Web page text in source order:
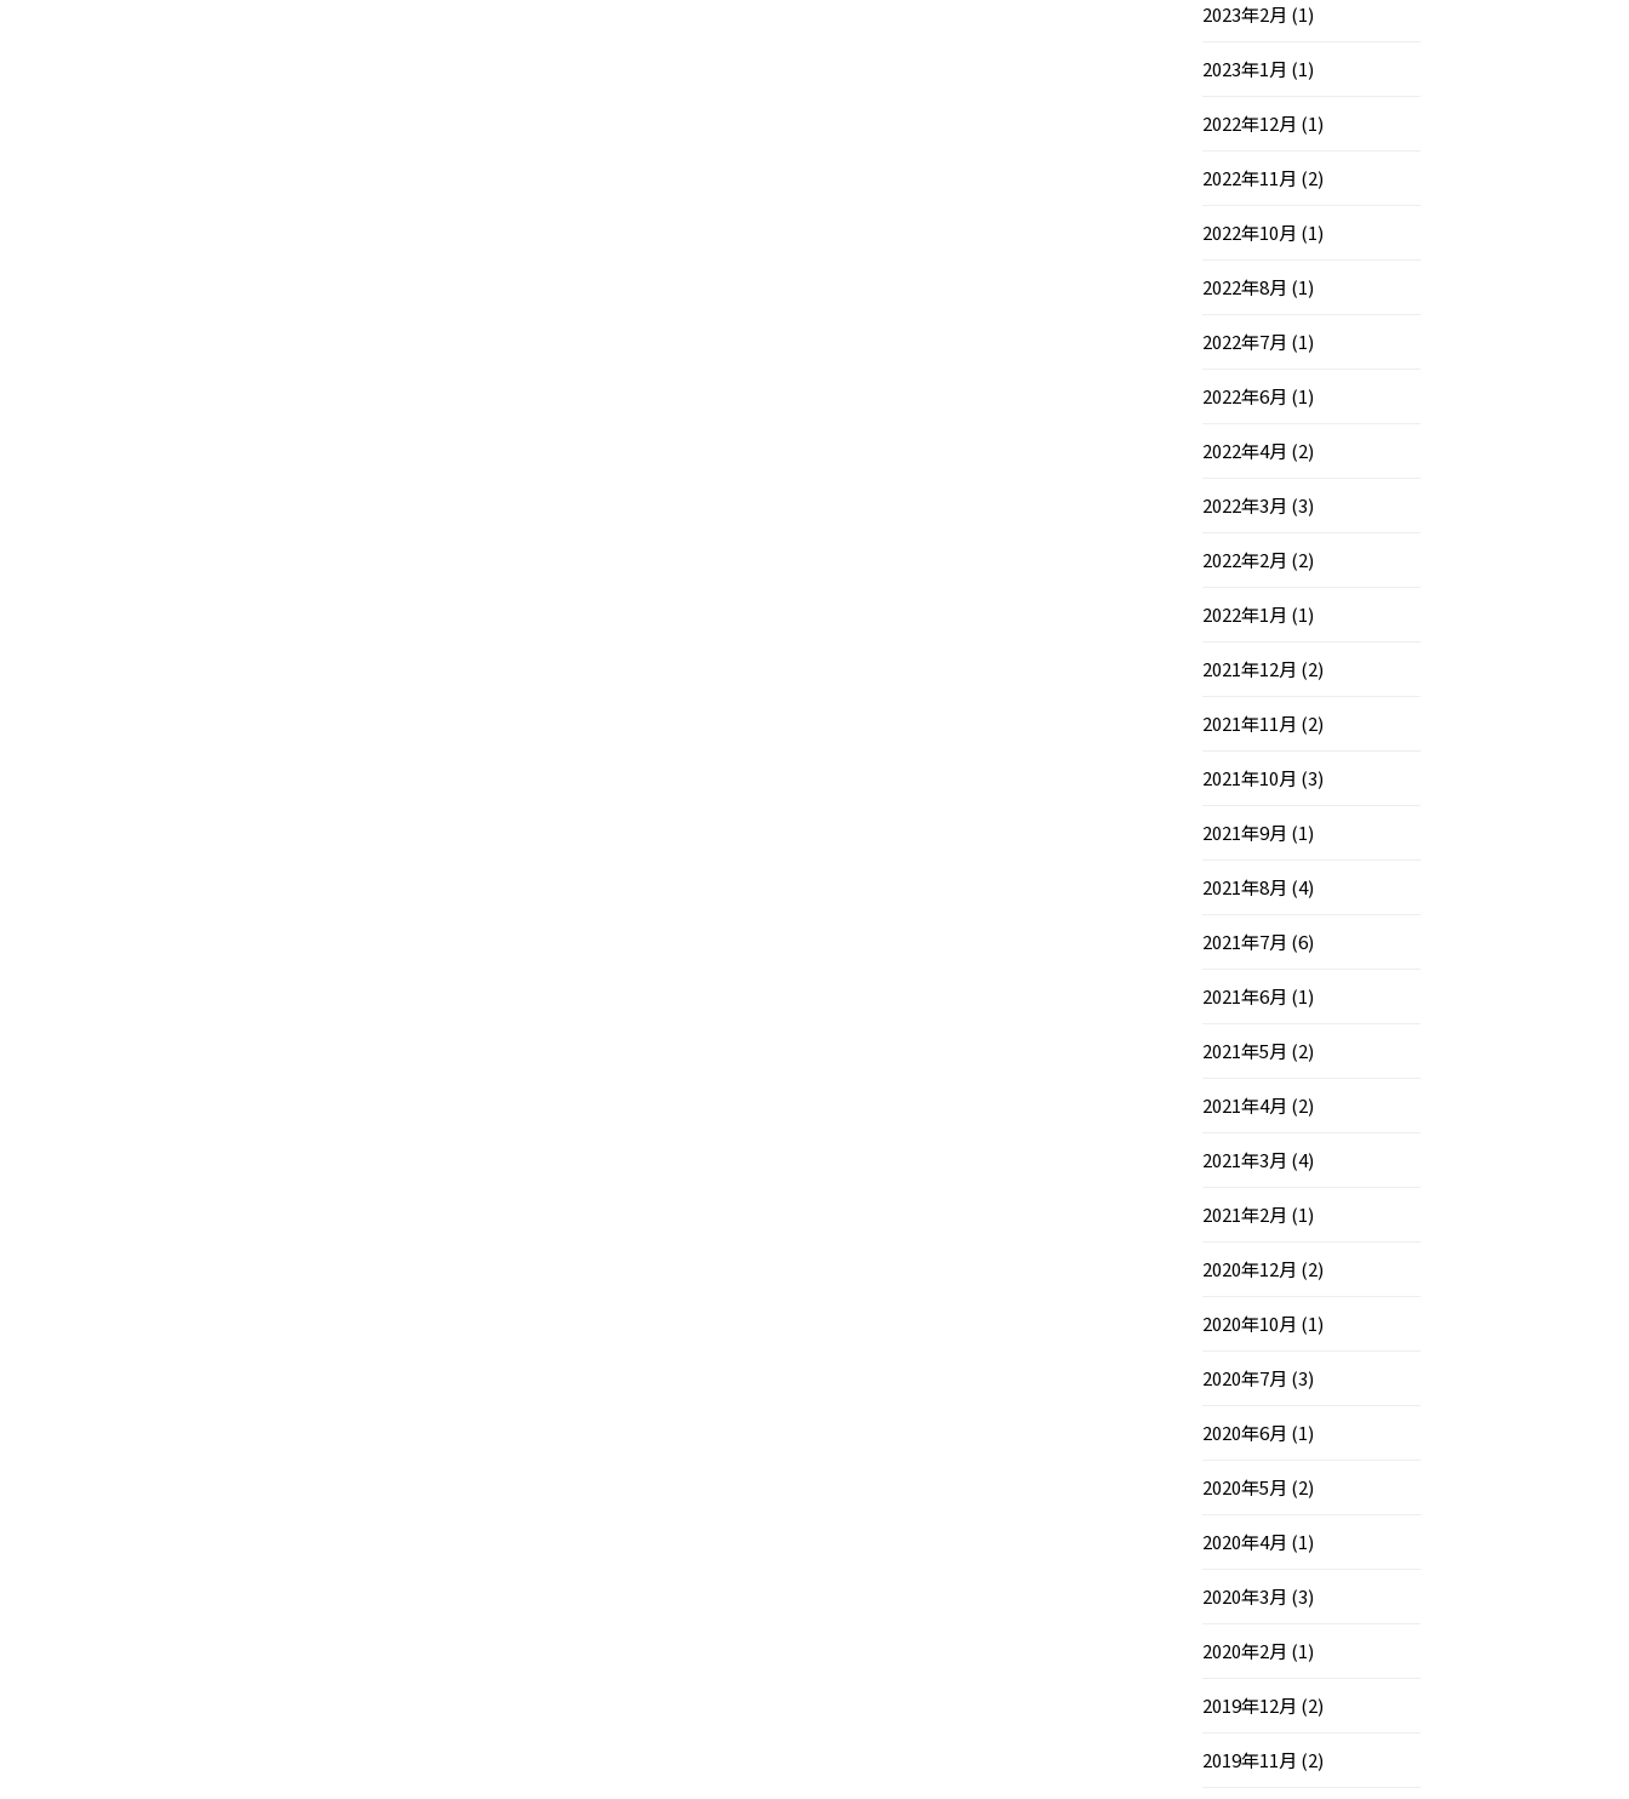
2023年2月 (1)
2023年1月 (1)
2022年12月 (1)
2022年11月 (2)
2022年10月 (1)
2022年8月 (1)
2022年7月 (1)
2022年6月 (1)
2022年4月 (2)
2022年3月 (3)
2022年2月 (2)
2022年1月 (1)
2021年12月 (2)
2021年11月 (2)
2021年10月 (3)
2021年9月 (1)
2021年8月 (4)
2021年7月 (6)
2021年6月 (1)
2021年5月 (2)
2021年4月 (2)
2021年3月 (4)
2021年2月 (1)
2020年12月 (2)
2020年10月 (1)
2020年7月 (3)
2020年6月 (1)
2020年5月 (2)
2020年4月 (1)
2020年3月 (3)
2020年2月 (1)
2019年12月 (2)
2019年11月 (2)